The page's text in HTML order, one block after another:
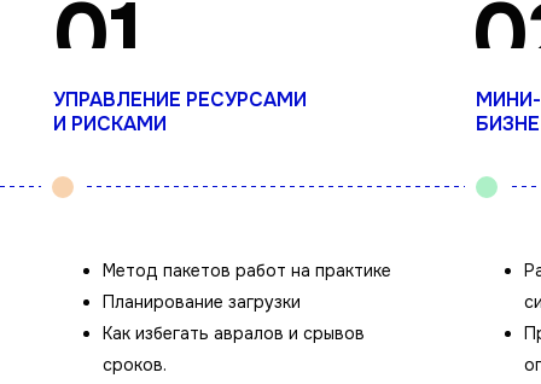
Метод пакетов работ на практике
Планирование загрузки
Как избегать авралов и срывов
сроков.
УПРАВЛЕНИЕ РЕСУРСАМИ
И РИСКАМИ
01